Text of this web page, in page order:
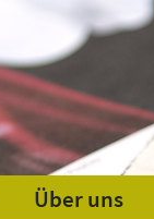
Über uns